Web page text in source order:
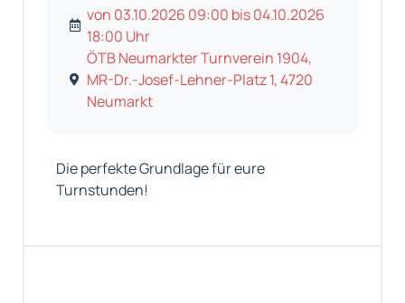
von 03.10.2026 09:00 bis 04.10.2026
18:00 Uhr
ÖTB Neumarkter Turnverein 1904,
MR-Dr.-Josef-Lehner-Platz 1, 4720
Neumarkt
Die perfekte Grundlage für eure
Turnstunden!